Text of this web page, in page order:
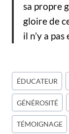
sa propre
gloire de
il n’y a
Étiquettes
de
la
publication :
ÉDUCATEUR
GÉNÉROSITÉ
TÉMOIGNAGE